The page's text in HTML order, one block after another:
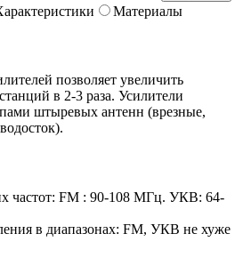
Материалы
позволяет увеличить
в 2-3 раза. Усилители
штыревых антенн (врезные,
частот: FM : 90-108 МГц. УКВ: 64-
в диапазонах: FM, УКВ не хуже